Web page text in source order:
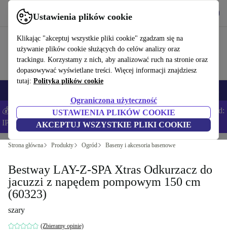
Ustawienia plików cookie
Klikając "akceptuj wszystkie pliki cookie" zgadzam się na
używanie plików cookie służących do celów analizy oraz
trackingu. Korzystamy z nich, aby analizować ruch na stronie oraz
dopasowywać wyświetlane treści. Więcej informacji znajdziesz
tutaj: Polityka plików cookie
Ograniczona użyteczność
USTAWIENIA PLIKÓW COOKIE
AKCEPTUJ WSZYSTKIE PLIKI COOKIE
Korzystaj z refurbed szybko i łatwo
💰Zaoszczędź DODATKOWE 5% na wszystkich iPhone’ach – Kod:
IPHONEDEAL –Regulamin
Strona główna Produkty Ogród Baseny i akcesoria basenowe
Bestway LAY-Z-SPA Xtras Odkurzacz do
jacuzzi z napędem pompowym 150 cm
(60323)
szary
(Zbieramy opinie)